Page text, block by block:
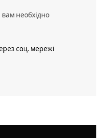
необхідно
соц. мережі